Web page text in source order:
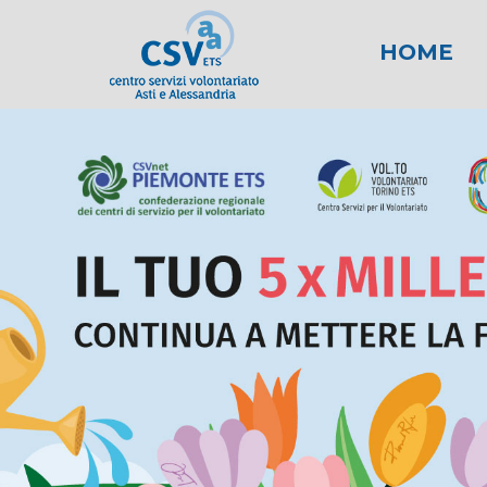
HOME
News